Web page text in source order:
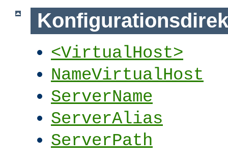
<VirtualHost>
NameVirtualHost
ServerName
ServerAlias
ServerPath